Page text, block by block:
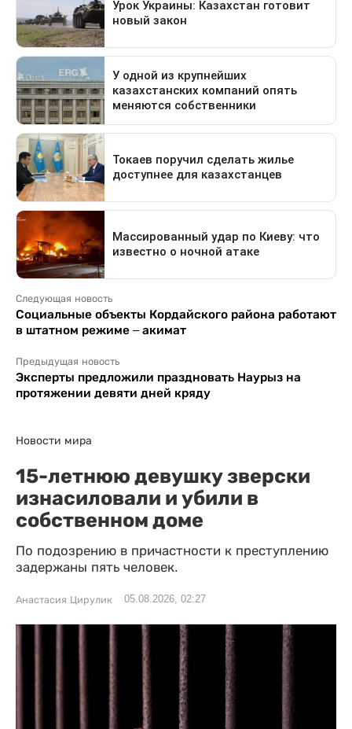
Следующая новость
Социальные объекты Кордайского района работают
в штатном режиме – акимат
Предыдущая новость
Эксперты предложили праздновать Наурыз на
протяжении девяти дней кряду
Новости мира
15-летнюю девушку зверски
изнасиловали и убили в
собственном доме
По подозрению в причастности к преступлению
задержаны пять человек.
Анастасия Цирулик 05.08.2026, 02:27